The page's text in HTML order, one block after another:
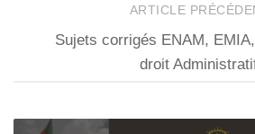
ARTICLE
Sujets corrigés ENAM,
droit